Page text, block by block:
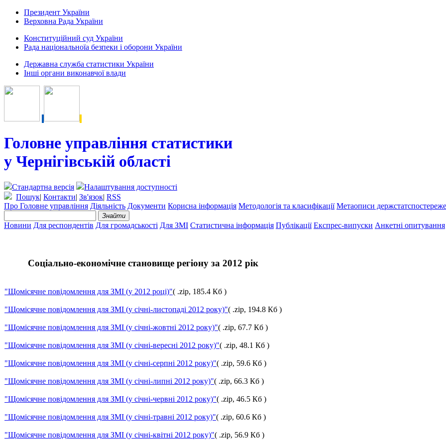
Президент України
Верховна Рада України
Конституційний суд України
Рада національноїа безпеки і оборони України
Державна служба статистики України
Інші органи виконавчої влади
Головне управління статистики
у Чернігівській області
Стандартна версія
Налаштування доступності
Пошук| Контакти| Зв'язок| RSS
Про Головне управління Діяльність Документи Корисна інформація Методологія та класифікації Метаописи
Знайти
Новини Для респондентів Для громадськості Для ЗМІ Статистична інформація Публікації Експрес-випуски Анкетні опитування
Соціально-економічне становище регіону за 2012 рік
"Щоміcячне повідомлення для ЗМІ (у 2012 році)"( .zip, 185.4 Кб )
"Щоміcячне повідомлення для ЗМІ (у січні-листопаді 2012 року)"( .zip, 194.8 Кб )
"Щоміcячне повідомлення для ЗМІ (у січні-жовтні 2012 року)"( .zip, 67.7 Кб )
"Щоміcячне повідомлення для ЗМІ (у січні-вересні 2012 року)"( .zip, 48.1 Кб )
"Щоміcячне повідомлення для ЗМІ (у січні-серпні 2012 року)"( .zip, 59.6 Кб )
"Щоміcячне повідомлення для ЗМІ (у січні-липні 2012 року)"( .zip, 66.3 Кб )
"Щоміcячне повідомлення для ЗМІ (у січні-червні 2012 року)"( .zip, 46.5 Кб )
"Щоміcячне повідомлення для ЗМІ (у січні-травні 2012 року)"( .zip, 60.6 Кб )
"Щоміcячне повідомлення для ЗМІ (у січні-квітні 2012 року)"( .zip, 56.9 Кб )